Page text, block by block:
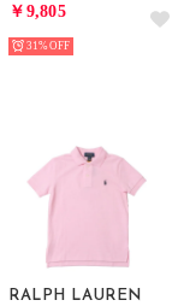
￥9,805
31%
RALPH LAUREN